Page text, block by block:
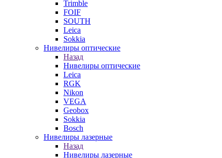
Trimble
FOIF
SOUTH
Leica
Sokkia
Нивелиры оптические
Назад
Нивелиры оптические
Leica
RGK
Nikon
VEGA
Geobox
Sokkia
Bosch
Нивелиры лазерные
Назад
Нивелиры лазерные